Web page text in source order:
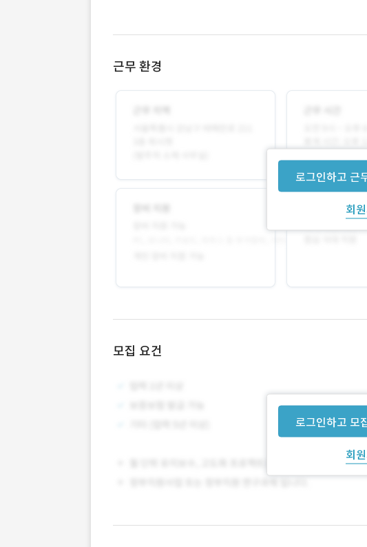
근무 환경
로그인하고 근
회
모집 요건
로그인하고 모
회